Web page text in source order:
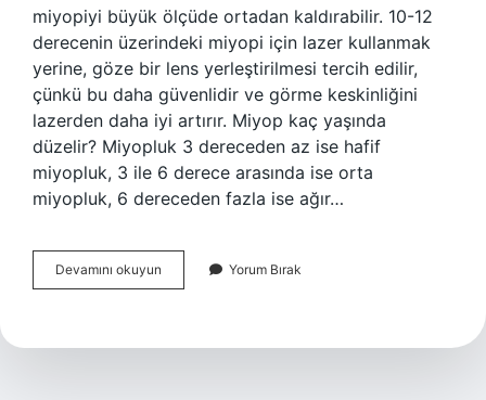
miyopiyi büyük ölçüde ortadan kaldırabilir. 10-12
derecenin üzerindeki miyopi için lazer kullanmak
yerine, göze bir lens yerleştirilmesi tercih edilir,
çünkü bu daha güvenlidir ve görme keskinliğini
lazerden daha iyi artırır. Miyop kaç yaşında
düzelir? Miyopluk 3 dereceden az ise hafif
miyopluk, 3 ile 6 derece arasında ise orta
miyopluk, 6 dereceden fazla ise ağır…
Devamını okuyun
Ameliyatsız
Yorum Bırak